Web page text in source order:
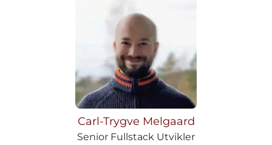
Carl-Trygve Melgaard
Senior Fullstack Utvikler